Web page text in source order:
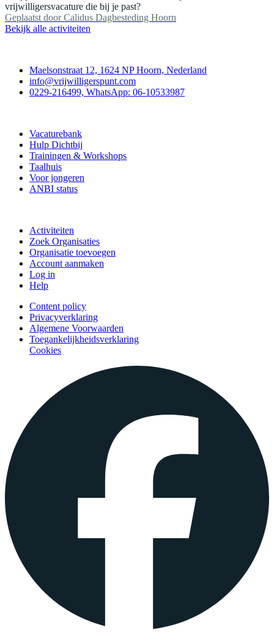
vrijwilligersvacature die bij je past?
Geplaatst door Calidus Dagbesteding Hoorn
Bekijk alle activiteiten
Maelsonstraat 12, 1624 NP Hoorn, Nederland
info@vrijwilligerspunt.com
0229-216499, WhatsApp: 06-10533987
Vacaturebank
Hulp Dichtbij
Trainingen & Workshops
Taalhuis
Voor jongeren
ANBI status
Activiteiten
Zoek Organisaties
Organisatie toevoegen
Account aanmaken
Log in
Help
Content policy
Privacyverklaring
Algemene Voorwaarden
Toegankelijkheidsverklaring
Cookies